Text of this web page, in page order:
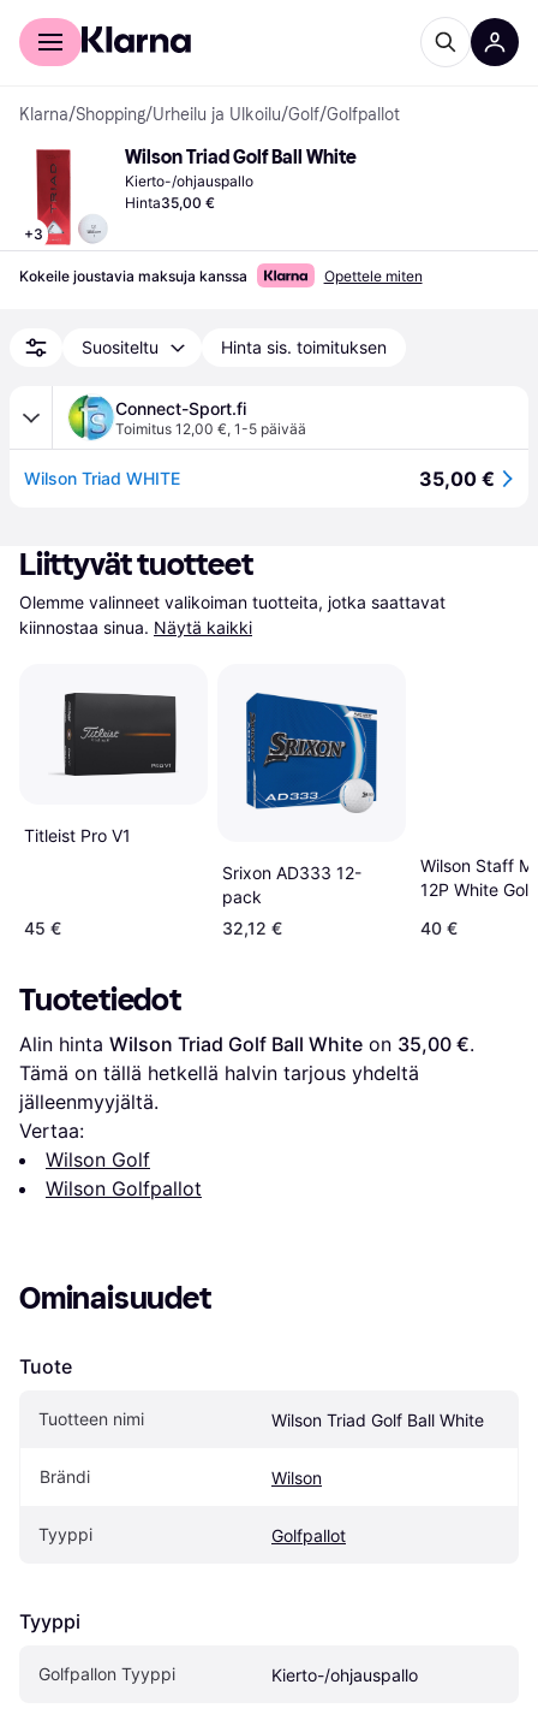
Kuluttajille
Klarna/Shopping/Urheilu ja Ulkoilu/Golf/Golfpallot
+3
Wilson Triad Golf Ball White
Kierto-/ohjauspallo
Hinta35,00 €
Kokeile joustavia maksuja kanssa Opettele miten
Suositeltu Hinta sis. toimituksen
Connect-Sport.fi
Toimitus 12,00 €, 1-5 päivää
Wilson Triad WHITE 35,00 €
Liittyvät tuotteet
Olemme valinneet valikoiman tuotteita, jotka saattavat
kiinnostaa sinua. Näytä kaikki
Titleist Pro V1
45 €
Srixon AD333 12-
pack
32,12 €
Wilson Staff
12P White Golf
40 €
Tuotetiedot
Alin hinta Wilson Triad Golf Ball White on 35,00 €.
Tämä on tällä hetkellä halvin tarjous yhdeltä
jälleenmyyjältä.
Vertaa:
Wilson Golf
Wilson Golfpallot
Ominaisuudet
Tuote
Tuotteen nimi Wilson Triad Golf Ball White
Brändi Wilson
Tyyppi Golfpallot
Tyyppi
Golfpallon Tyyppi Kierto-/ohjauspallo